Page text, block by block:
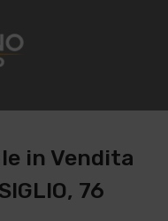
in Vendita
76